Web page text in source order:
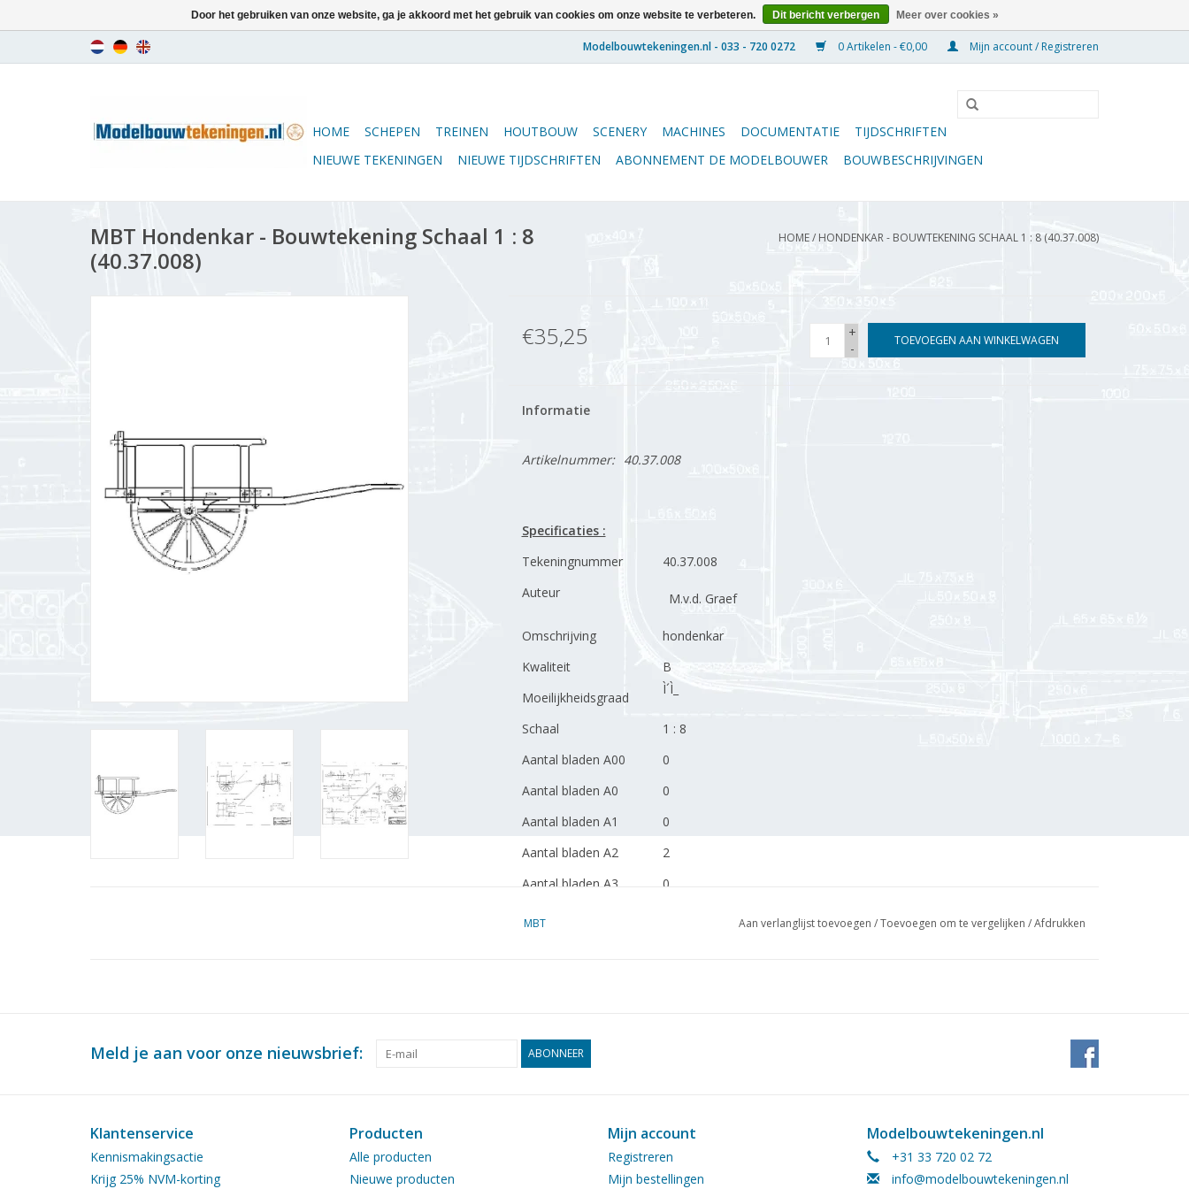
0 Artikelen - €0,00 Mijn account / Registreren
HOME SCHEPEN TREINEN HOUTBOUW SCENERY MACHINES DOCUMENTATIE
TIJDSCHRIFTEN
NIEUWE TEKENINGEN
NIEUWE TIJDSCHRIFTEN ABONNEMENT DE MODELBOUWER BOUWBESCHRIJVINGEN
MBT Hondenkar - Bouwtekening Schaal 1 : 8
(40.37.008)
HOME/ HONDENKAR - BOUWTEKENING SCHAAL 1 : 8 (40.37.008)
€35,25
+
-
TOEVOEGEN AAN WINKELWAGEN
Informatie
Artikelnummer: 40.37.008
Specificaties :
Tekeningnummer
40.37.008
Auteur
M.v.d. Graef
Omschrijving
hondenkar
Kwaliteit
B
Moeilijkheidsgraad
Ì´Ì_
Schaal
1 : 8
Aantal bladen A00
0
Aantal bladen A0
0
Aantal bladen A1
0
Aantal bladen A2
2
Aantal bladen A3
0
Bijzonderheden
blz)
MBT Aan verlanglijst toevoegen /Toevoegen om te vergelijken /Afdrukken
Meld je aan voor onze nieuwsbrief: ABONNEER
Klantenservice
Kennismakingsactie
Krijg 25% NVM-korting
Producten
Alle producten
Nieuwe producten
Mijn account
Registreren
Mijn bestellingen
Modelbouwtekeningen.nl
+31 33 720 02 72
info@modelbouwtekeningen.nl
Door het gebruiken van onze website, ga je akkoord met het gebruik van cookies om onze website te verbeteren. Dit bericht verbergen Meer over cookies »